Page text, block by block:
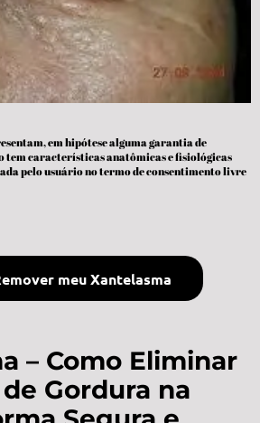
em hipótese alguma garantia de
tem características anatômicas e fisiológicas
pelo usuário no termo de consentimento livre
meu Xantelasma
– Como Eliminar
Gordura na